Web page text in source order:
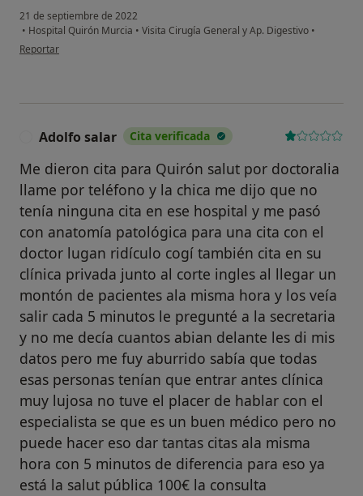
21 de septiembre de 2022
• Hospital Quirón Murcia • Visita Cirugía General y Ap. Digestivo •
en opinión del usuario María Josefa C. C.
Reportar
Adolfo salar Cita verificada
Me dieron cita para Quirón salut por doctoralia
llame por teléfono y la chica me dijo que no
tenía ninguna cita en ese hospital y me pasó
con anatomía patológica para una cita con el
doctor lugan ridículo cogí también cita en su
clínica privada junto al corte ingles al llegar un
montón de pacientes ala misma hora y los veía
salir cada 5 minutos le pregunté a la secretaria
y no me decía cuantos abian delante les di mis
datos pero me fuy aburrido sabía que todas
esas personas tenían que entrar antes clínica
muy lujosa no tuve el placer de hablar con el
especialista se que es un buen médico pero no
puede hacer eso dar tantas citas ala misma
hora con 5 minutos de diferencia para eso ya
está la salut pública 100€ la consulta